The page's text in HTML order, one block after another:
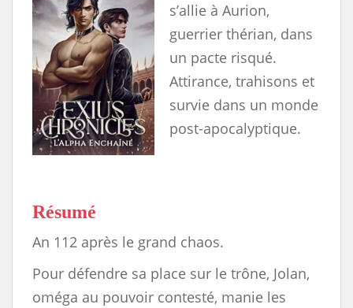
s’allie à Aurion,
guerrier thérian, dans
un pacte risqué.
Attirance, trahisons et
survie dans un monde
post-apocalyptique.
Résumé
An 112 après le grand chaos.
Pour défendre sa place sur le trône, Jolan,
oméga au pouvoir contesté, manie les